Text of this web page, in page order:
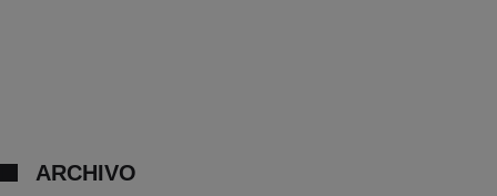
ARCHIVO